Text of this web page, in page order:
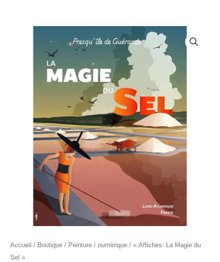
Accueil / Boutique / Peinture / numérique / « Affiches: La Magie du
Sel »